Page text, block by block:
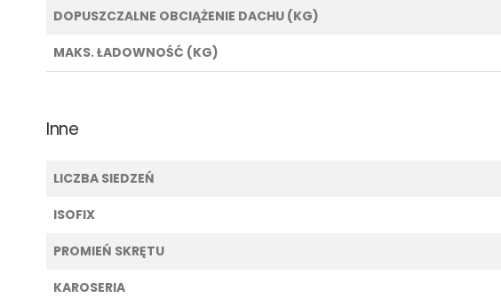
DOPUSZCZALNE OBCIĄŻENIE DACHU (KG)
MAKS. ŁADOWNOŚĆ (KG)
Inne
LICZBA SIEDZEŃ
ISOFIX
PROMIEŃ SKRĘTU
KAROSERIA